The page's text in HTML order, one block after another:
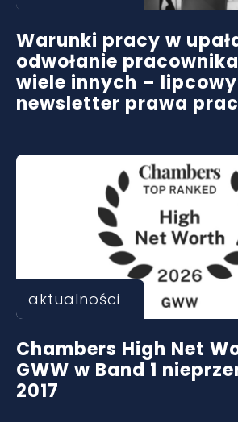
Warunki pracy w
odwołanie
wiele innych – lipcowy
newsletter prawa
aktualności
Chambers High Net
GWW w Band 1
2017